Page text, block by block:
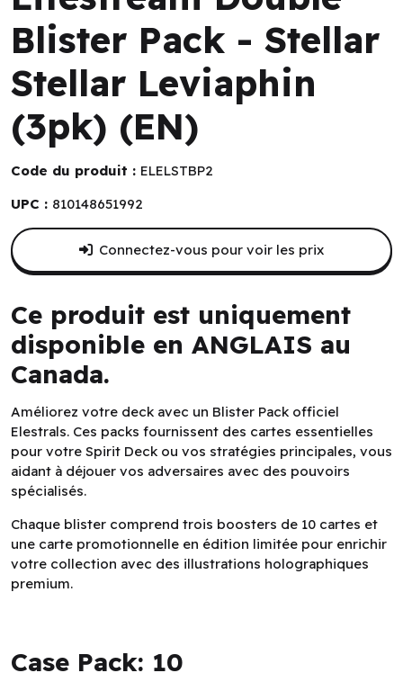
Blister Pack - Stellar
Stellar Leviaphin
(3pk) (EN)
Code du produit : ELELSTBP2
UPC : 810148651992
Ce produit est uniquement
disponible en ANGLAIS au
Canada.
Améliorez votre deck avec un Blister Pack officiel
Elestrals. Ces packs fournissent des cartes essentielles
pour votre Spirit Deck ou vos stratégies principales, vous
aidant à déjouer vos adversaires avec des pouvoirs
spécialisés.
Chaque blister comprend trois boosters de 10 cartes et
une carte promotionnelle en édition limitée pour enrichir
votre collection avec des illustrations holographiques
premium.
Case Pack: 10
Connectez-vous pour voir les prix